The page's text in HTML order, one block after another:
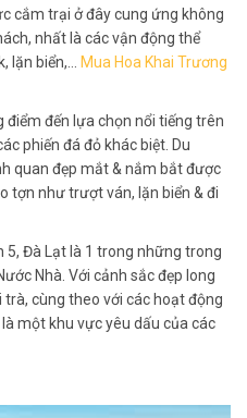
cắm trại ở đây cung ứng không
nhất là các vận động thể
lặn biển,…
Mua Hoa Khai Trương
điểm đến lựa chọn nổi tiếng trên
phiến đá đỏ khác biệt. Du
quan đẹp mắt & nắm bắt được
tợn như trượt ván, lặn biển & đi
5, Đà Lạt là 1 trong những trong
Nhà. Với cảnh sắc đẹp long
cùng theo với các hoạt động
một khu vực yêu dấu của các